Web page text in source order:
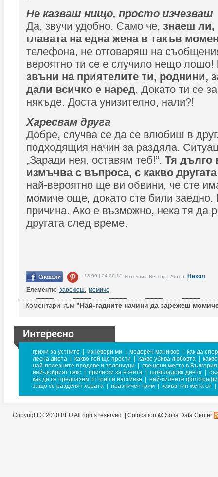
Не казваш нищо, просто изчезваш
Да, звучи удобно. Само че, знаеш ли,
главата на една жена в такъв
телефона, не отговаряш на
вероятно ти се е случило нещо лошо!
звъни на приятелите ти, роднини,
дали всичко е наред. Докато ти се
някъде. Доста унизително, нали?!
Харесвам друга
Добре, случва се да се влюбиш в
подходящия начин за раздяла.
„Заради нея, оставям теб!”. Тя дълго
измъчва с въпроса, с какво
най-вероятно ще ви обвини, че сте
момиче още, докато сте били заедно.
причина. Ако е възможно, нека тя да
другата след време.
13:00 | 04-06-12 Източник: BeU.bg | Автор: Никол
Елементи: зарежеш, момиче
Коментари към "Най-гадните начини да зарежеш
Интересно
грижи за устните изневери ми модерен маникюр
как да
лесна диета
какво той ще прости какво убива любовта
най-полезните плодове и зеленчуци
свещени места в България
най-добрият секс
прически за есента шоколадова диета
как да се предпазим от грип и настинка
най-силните
защо се разделят хората
празничен грим какъв тип жена си
Copyright © 2010 BEU All rights reserved. | Colocation @ Sofia Data Center